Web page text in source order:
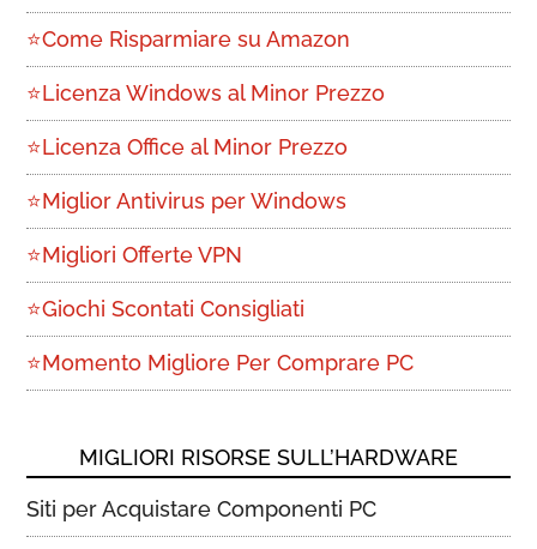
⭐Come Risparmiare su Amazon
⭐Licenza Windows al Minor Prezzo
⭐Licenza Office al Minor Prezzo
⭐Miglior Antivirus per Windows
⭐Migliori Offerte VPN
⭐Giochi Scontati Consigliati
⭐Momento Migliore Per Comprare PC
MIGLIORI RISORSE SULL’HARDWARE
Siti per Acquistare Componenti PC